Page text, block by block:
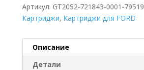
Артикул: GT2052-721843-0001-79519
Картриджи, Картриджи для FORD
Описание
Детали